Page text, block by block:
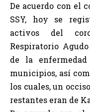
De acuerdo con el
SSY, hoy se
activos del
Respiratorio Agudo
de la
municipios, así
los cuales, un
restantes eran de